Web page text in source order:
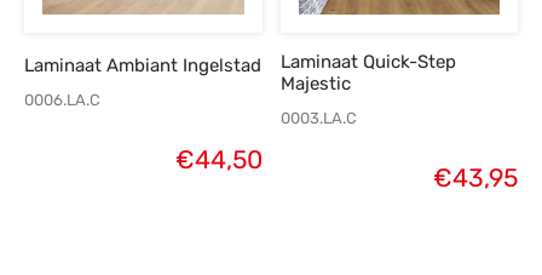
Laminaat Ambiant Ingelstad
0006.LA.C
€44,50
Laminaat Quick-Step
Majestic
0003.LA.C
€43,95